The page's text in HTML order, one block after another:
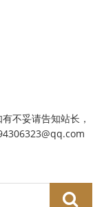
不妥请告知站长，